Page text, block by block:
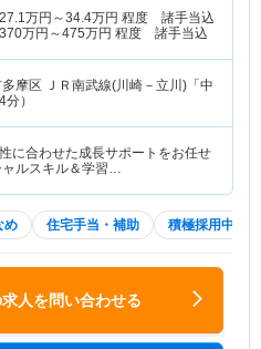
27.1万円～34.4万円 程度 諸手当込
370万円～475万円 程度 諸手当込
摩区 ＪＲ南武線(川崎－立川)「中
）
に合わせた成長サポートをお任せ
ャルスキル＆学習…
め 住宅手当・補助 積極採用中
人を問い合わせる